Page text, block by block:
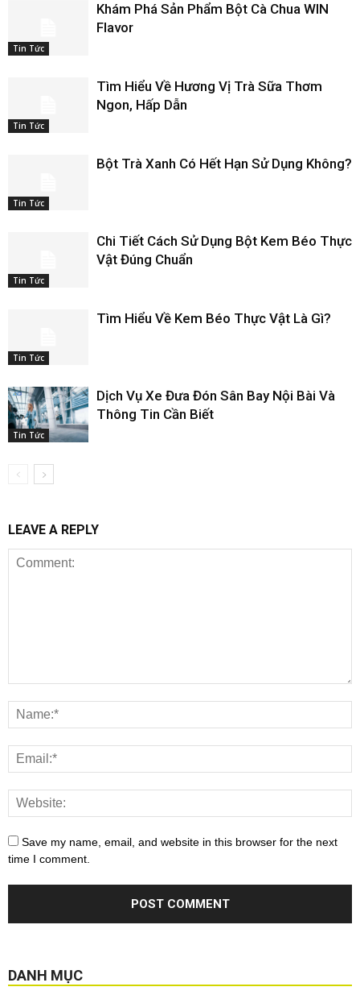
Tin Tức
Khám Phá Sản Phẩm Bột Cà Chua WIN
Flavor
Tin Tức
Tìm Hiểu Về Hương Vị Trà Sữa Thơm
Ngon, Hấp Dẫn
Tin Tức
Bột Trà Xanh Có Hết Hạn Sử Dụng Không?
Tin Tức
Chi Tiết Cách Sử Dụng Bột Kem Béo Thực
Vật Đúng Chuẩn
Tin Tức
Tìm Hiểu Về Kem Béo Thực Vật Là Gì?
Tin Tức
Dịch Vụ Xe Đưa Đón Sân Bay Nội Bài Và
Thông Tin Cần Biết
LEAVE A REPLY
Save my name, email, and website in this browser for the next
time I comment.
DANH MỤC